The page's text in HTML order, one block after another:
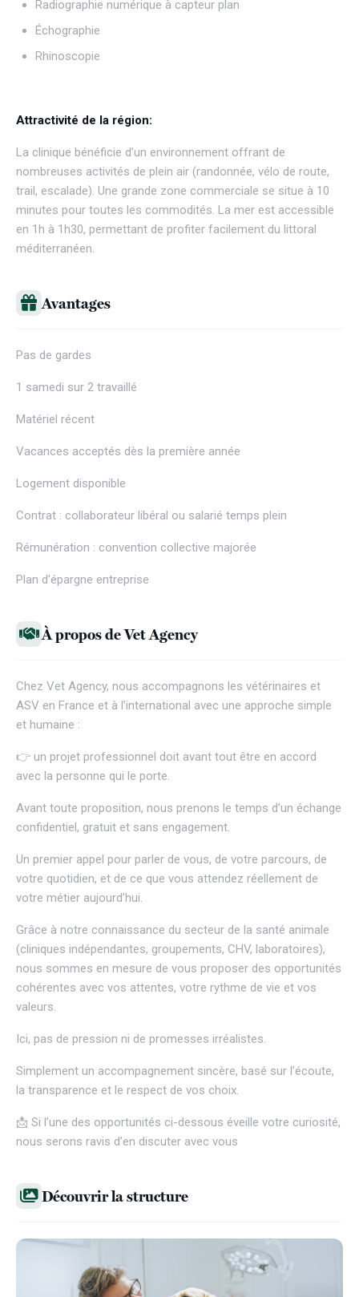
Radiographie numérique à capteur plan
Échographie
Rhinoscopie
Attractivité de la région:
La clinique bénéficie d’un environnement offrant de
nombreuses activités de plein air (randonnée, vélo de route,
trail, escalade). Une grande zone commerciale se situe à 10
minutes pour toutes les commodités. La mer est accessible
en 1h à 1h30, permettant de profiter facilement du littoral
méditerranéen.
Avantages
Pas de gardes
1 samedi sur 2 travaillé
Matériel récent
Vacances acceptés dès la première année
Logement disponible
Contrat : collaborateur libéral ou salarié temps plein
Rémunération : convention collective majorée
Plan d’épargne entreprise
À propos de Vet Agency
Chez Vet Agency, nous accompagnons les vétérinaires et
ASV en France et à l’international avec une approche simple
et humaine :
👉 un projet professionnel doit avant tout être en accord
avec la personne qui le porte.
Avant toute proposition, nous prenons le temps d’un échange
confidentiel, gratuit et sans engagement.
Un premier appel pour parler de vous, de votre parcours, de
votre quotidien, et de ce que vous attendez réellement de
votre métier aujourd’hui.
Grâce à notre connaissance du secteur de la santé animale
(cliniques indépendantes, groupements, CHV, laboratoires),
nous sommes en mesure de vous proposer des opportunités
cohérentes avec vos attentes, votre rythme de vie et vos
valeurs.
Ici, pas de pression ni de promesses irréalistes.
Simplement un accompagnement sincère, basé sur l’écoute,
la transparence et le respect de vos choix.
📩 Si l’une des opportunités ci-dessous éveille votre curiosité,
nous serons ravis d’en discuter avec vous
Découvrir la structure